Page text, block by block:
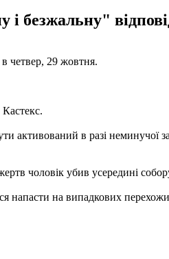
безжальну"
четвер, 29 жовтня.
в разі неминучої
чоловік убив усередині
напасти на випадкових